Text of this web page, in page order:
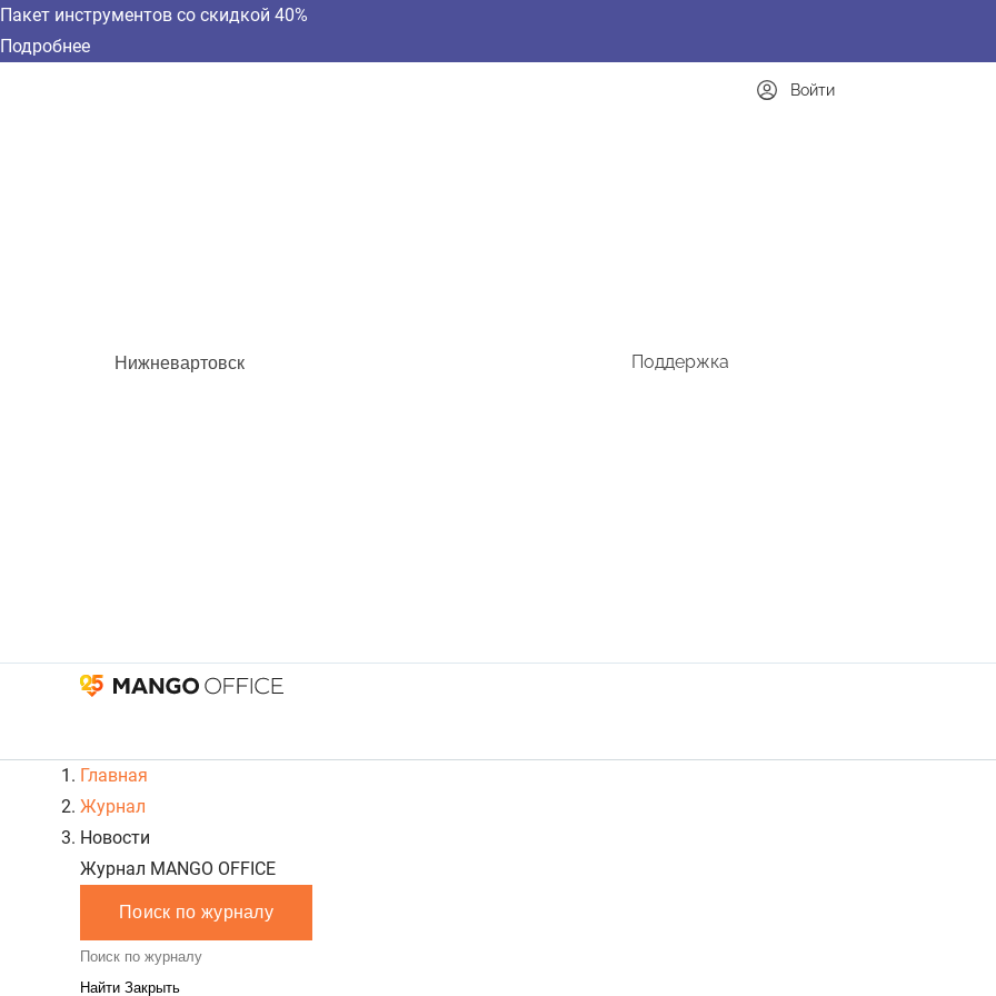
Пакет инструментов со скидкой 40%
Подробнее
Нижневартовск Поддержка
Войти
Главная
Журнал
Новости
Журнал MANGO OFFICE
Поиск по журналу
Закрыть